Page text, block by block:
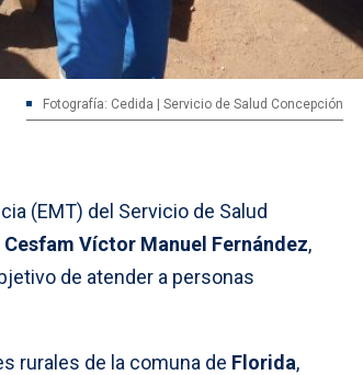
Fotografía: Cedida | Servicio de Salud Concepción
(EMT) del Servicio de Salud
Cesfam Víctor Manuel Fernández,
de atender a personas
rurales de la comuna de Florida,